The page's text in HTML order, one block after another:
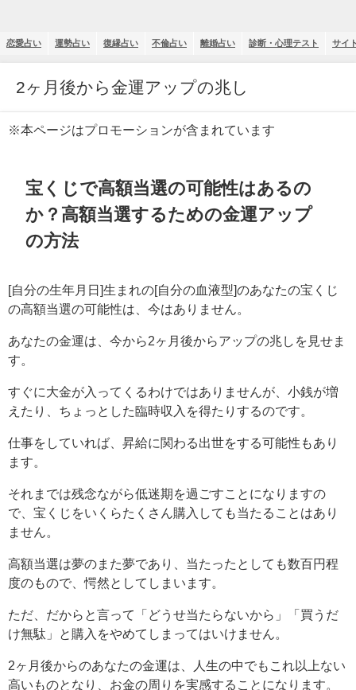
恋愛占い 運勢占い 復縁占い 不倫占い 離婚占い 診断・心理テスト サイ
2ヶ月後から金運アップの兆し
※本ページはプロモーションが含まれています
宝くじで高額当選の可能性はあるの
か？高額当選するための金運アップ
の方法
[自分の生年月日]生まれの[自分の血液型]のあなたの宝くじ
の高額当選の可能性は、今はありません。
あなたの金運は、今から2ヶ月後からアップの兆しを見せま
す。
すぐに大金が入ってくるわけではありませんが、小銭が増
えたり、ちょっとした臨時収入を得たりするのです。
仕事をしていれば、昇給に関わる出世をする可能性もあり
ます。
それまでは残念ながら低迷期を過ごすことになりますの
で、宝くじをいくらたくさん購入しても当たることはあり
ません。
高額当選は夢のまた夢であり、当たったとしても数百円程
度のもので、愕然としてしまいます。
ただ、だからと言って「どうせ当たらないから」「買うだ
け無駄」と購入をやめてしまってはいけません。
2ヶ月後からのあなたの金運は、人生の中でもこれ以上ない
高いものとなり、お金の周りを実感することになります。